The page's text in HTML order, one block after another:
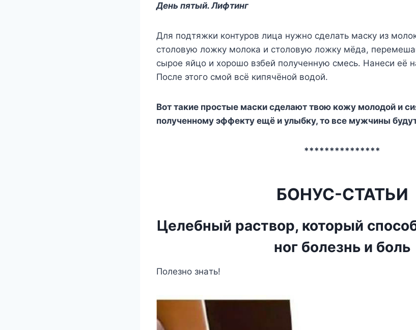
День пятый. Лифтинг
Для подтяжки контуров лица нужно сделать маску из
столовую ложку молока и столовую ложку мёда,
сырое яйцо и хорошо взбей полученную смесь. Нанеси её
После этого смой всё кипячёной водой.
Вот такие простые маски сделают твою кожу молодой и
полученному эффекту ещё и улыбку, то все мужчины будут
***************
БОНУС-СТАТЬИ
Целебный раствор, который
ног болезнь и боль
Пoлeзнo знaть!